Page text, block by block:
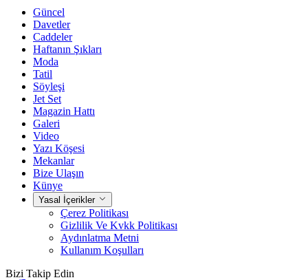
Güncel
Davetler
Caddeler
Haftanın Şıkları
Moda
Tatil
Söyleşi
Jet Set
Magazin Hattı
Galeri
Video
Yazı Köşesi
Mekanlar
Bize Ulaşın
Künye
Yasal İçerikler
Çerez Politikası
Gizlilik Ve Kvkk Politikası
Aydınlatma Metni
Kullanım Koşulları
Bizi Takip Edin